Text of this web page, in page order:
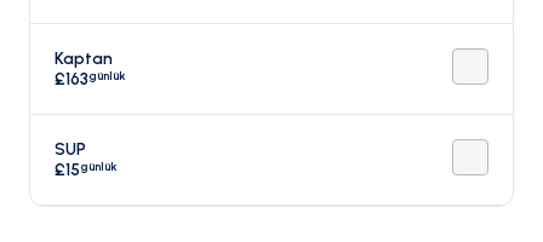
Kaptan
£163günlük
SUP
£15günlük